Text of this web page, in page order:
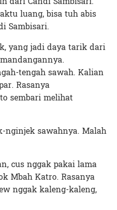
luang, bisa tuh abis
Sambisari.
yang jadi daya tarik dari
tengah sawah. Kalian
Rasanya
sembari melihat
nginjek sawahnya. Malah
cus nggak pakai lama
Mbah Katro. Rasanya
nggak kaleng-kaleng,